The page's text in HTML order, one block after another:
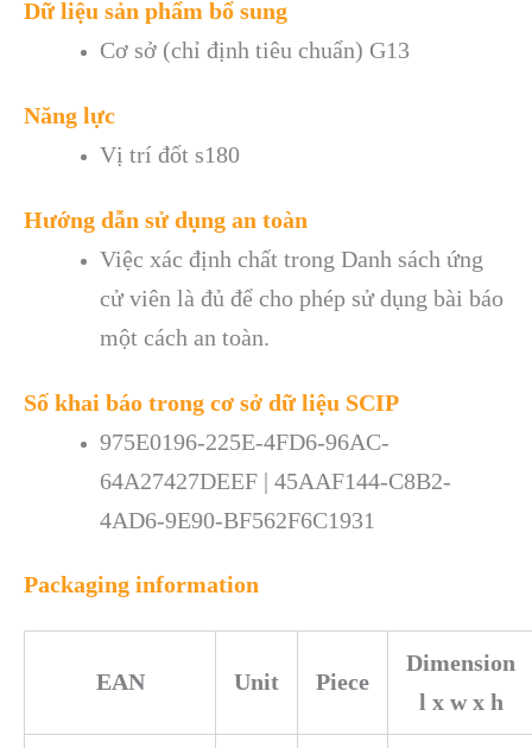
Dữ liệu sản phẩm bổ sung
Cơ sở (chỉ định tiêu chuẩn) G13
Năng lực
Vị trí đốt s180
Hướng dẫn sử dụng an toàn
Việc xác định chất trong Danh sách ứng
cử viên là đủ để cho phép sử dụng bài báo
một cách an toàn.
Số khai báo trong cơ sở dữ liệu SCIP
975E0196-225E-4FD6-96AC-
64A27427DEEF | 45AAF144-C8B2-
4AD6-9E90-BF562F6C1931
Packaging information
EAN Unit Piece
Dimension
l x w x h